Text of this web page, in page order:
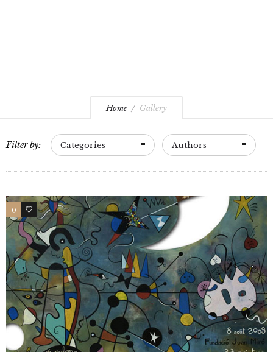
Home Gallery
Filter by: Categories Authors
0 0